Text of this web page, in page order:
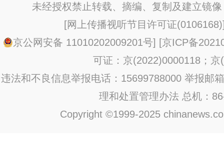
未经授权禁止转载、摘编、复制及建立镜
[网上传播视听节目许可证(0106168)
京公网安备 11010202009201号] [京ICP备
可证：京(2022)0000118；京
违法和不良信息举报电话：15699788000 举报邮
理和处置管理办法 总机：
Copyright ©1999-2025